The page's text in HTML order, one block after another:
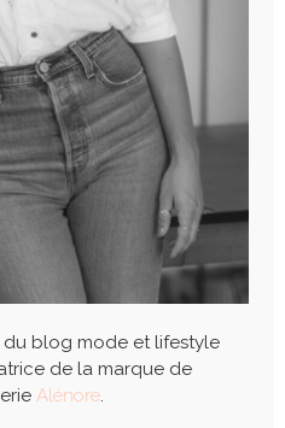
blog mode et lifestyle
de la marque de
Alénore.